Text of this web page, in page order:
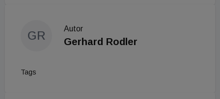
GR
Autor
Gerhard Rodler
Tags